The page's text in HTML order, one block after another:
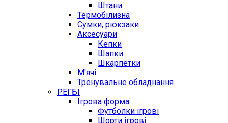
Штани
Термобілизна
Сумки, рюкзаки
Аксесуари
Кепки
Шапки
Шкарпетки
М'ячі
Тренувальне обладнання
РЕГБІ
Ігрова форма
Футболки ігрові
Шорти ігрові